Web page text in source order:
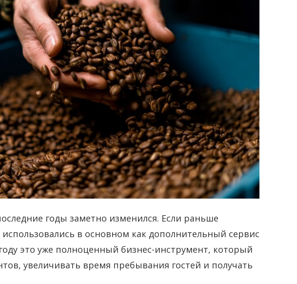
годы заметно изменился. Если раньше
в основном как дополнительный сервис
это уже полноценный бизнес-инструмент, который
увеличивать время пребывания гостей и получать